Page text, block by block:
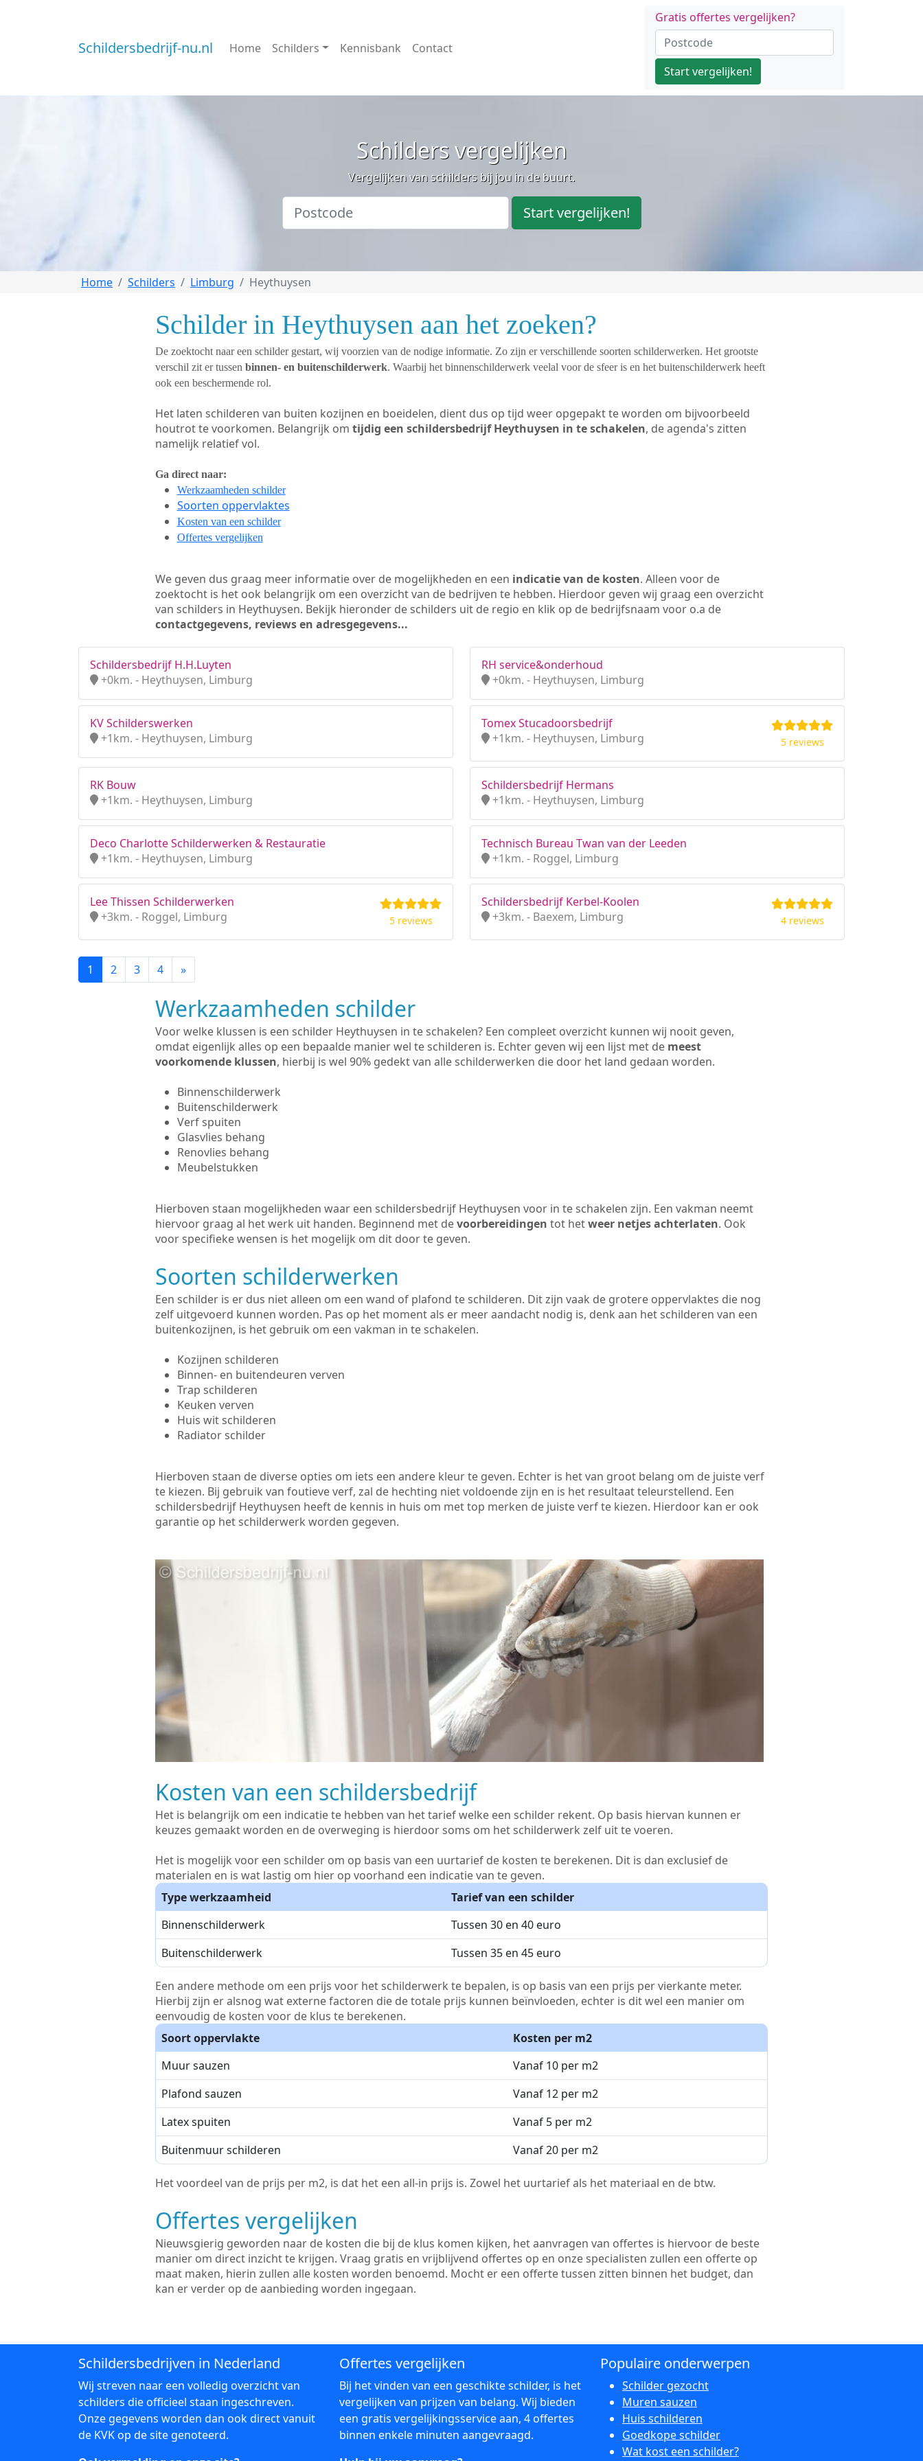
Schildersbedrijf-nu.nl Home Schilders Kennisbank Contact
Gratis offertes vergelijken?
Start vergelijken!
Schilders vergelijken
Vergelijken van schilders bij jou in de buurt.
Start vergelijken!
Home Schilders Limburg Heythuysen
Schilder in Heythuysen aan het zoeken?
De zoektocht naar een schilder gestart, wij voorzien van de nodige informatie. Zo zijn er verschillende soorten schilderwerken. Het grootste
verschil zit er tussen binnen- en buitenschilderwerk. Waarbij het binnenschilderwerk veelal voor de sfeer is en het buitenschilderwerk heeft
ook een beschermende rol.
Het laten schilderen van buiten kozijnen en boeidelen, dient dus op tijd weer opgepakt te worden om bijvoorbeeld
houtrot te voorkomen. Belangrijk om tijdig een schildersbedrijf Heythuysen in te schakelen, de agenda's zitten
namelijk relatief vol.
Ga direct naar:
Werkzaamheden schilder
Soorten oppervlaktes
Kosten van een schilder
Offertes vergelijken
We geven dus graag meer informatie over de mogelijkheden en een indicatie van de kosten. Alleen voor de
zoektocht is het ook belangrijk om een overzicht van de bedrijven te hebben. Hierdoor geven wij graag een overzicht
van schilders in Heythuysen. Bekijk hieronder de schilders uit de regio en klik op de bedrijfsnaam voor o.a de
contactgegevens, reviews en adresgegevens...
Schildersbedrijf H.H.Luyten
+0km. - Heythuysen, Limburg
RH service&onderhoud
+0km. - Heythuysen, Limburg
KV Schilderswerken
+1km. - Heythuysen, Limburg
Tomex Stucadoorsbedrijf
+1km. - Heythuysen, Limburg
5 reviews
RK Bouw
+1km. - Heythuysen, Limburg
Schildersbedrijf Hermans
+1km. - Heythuysen, Limburg
Deco Charlotte Schilderwerken & Restauratie
+1km. - Heythuysen, Limburg
Technisch Bureau Twan van der Leeden
+1km. - Roggel, Limburg
Lee Thissen Schilderwerken
+3km. - Roggel, Limburg
5 reviews
Schildersbedrijf Kerbel-Koolen
+3km. - Baexem, Limburg
4 reviews
1 2 3 4 »
Werkzaamheden schilder
Voor welke klussen is een schilder Heythuysen in te schakelen? Een compleet overzicht kunnen wij nooit geven,
omdat eigenlijk alles op een bepaalde manier wel te schilderen is. Echter geven wij een lijst met de meest
voorkomende klussen, hierbij is wel 90% gedekt van alle schilderwerken die door het land gedaan worden.
Binnenschilderwerk
Buitenschilderwerk
Verf spuiten
Glasvlies behang
Renovlies behang
Meubelstukken
Hierboven staan mogelijkheden waar een schildersbedrijf Heythuysen voor in te schakelen zijn. Een vakman neemt
hiervoor graag al het werk uit handen. Beginnend met devoorbereidingen tot hetweer netjes achterlaten. Ook
voor specifieke wensen is het mogelijk om dit door te geven.
Soorten schilderwerken
Een schilder is er dus niet alleen om een wand of plafond te schilderen. Dit zijn vaak de grotere oppervlaktes die nog
zelf uitgevoerd kunnen worden. Pas op het moment als er meer aandacht nodig is, denk aan het schilderen van een
buitenkozijnen, is het gebruik om een vakman in te schakelen.
Kozijnen schilderen
Binnen- en buitendeuren verven
Trap schilderen
Keuken verven
Huis wit schilderen
Radiator schilder
Hierboven staan de diverse opties om iets een andere kleur te geven. Echter is het van groot belang om de juiste verf
te kiezen. Bij gebruik van foutieve verf, zal de hechting niet voldoende zijn en is het resultaat teleurstellend. Een
schildersbedrijf Heythuysen heeft de kennis in huis om met top merken de juiste verf te kiezen. Hierdoor kan er ook
garantie op het schilderwerk worden gegeven.
Kosten van een schildersbedrijf
Het is belangrijk om een indicatie te hebben van het tarief welke een schilder rekent. Op basis hiervan kunnen er
keuzes gemaakt worden en de overweging is hierdoor soms om het schilderwerk zelf uit te voeren.
Het is mogelijk voor een schilder om op basis van een uurtarief de kosten te berekenen. Dit is dan exclusief de
materialen en is wat lastig om hier op voorhand een indicatie van te geven.
Type werkzaamheid
Tarief van een schilder
Binnenschilderwerk
Tussen 30 en 40 euro
Buitenschilderwerk
Tussen 35 en 45 euro
Een andere methode om een prijs voor het schilderwerk te bepalen, is op basis van een prijs per vierkante meter.
Hierbij zijn er alsnog wat externe factoren die de totale prijs kunnen beïnvloeden, echter is dit wel een manier om
eenvoudig de kosten voor de klus te berekenen.
Soort oppervlakte
Kosten per m2
Muur sauzen
Vanaf 10 per m2
Plafond sauzen
Vanaf 12 per m2
Latex spuiten
Vanaf 5 per m2
Buitenmuur schilderen
Vanaf 20 per m2
Het voordeel van de prijs per m2, is dat het een all-in prijs is. Zowel het uurtarief als het materiaal en de btw.
Offertes vergelijken
Nieuwsgierig geworden naar de kosten die bij de klus komen kijken, het aanvragen van offertes is hiervoor de beste
manier om direct inzicht te krijgen. Vraag gratis en vrijblijvend offertes op en onze specialisten zullen een offerte op
maat maken, hierin zullen alle kosten worden benoemd. Mocht er een offerte tussen zitten binnen het budget, dan
kan er verder op de aanbieding worden ingegaan.
Schildersbedrijven in Nederland
Wij streven naar een volledig overzicht van
schilders die officieel staan ingeschreven.
Onze gegevens worden dan ook direct vanuit
de KVK op de site genoteerd.
Offertes vergelijken
Bij het vinden van een geschikte schilder, is het
vergelijken van prijzen van belang. Wij bieden
een gratis vergelijkingsservice aan, 4 offertes
binnen enkele minuten aangevraagd.
Populaire onderwerpen
Schilder gezocht
Muren sauzen
Huis schilderen
Goedkope schilder
Wat kost een schilder?